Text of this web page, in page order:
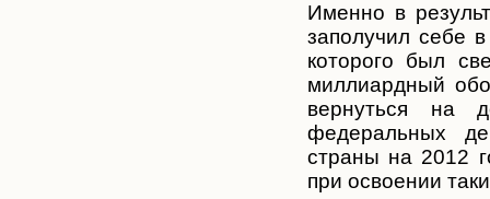
Именно в
заполучил себе
которого был
миллиардный
вернуться на
федеральных
страны на 2012
при освоении